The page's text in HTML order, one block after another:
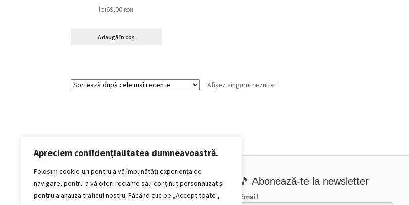
Apreciem confidențialitatea dumneavoastră.
Folosim cookie-uri pentru a vă îmbunătăți experiența de
navigare, pentru a vă oferi reclame sau conținut personalizat și
pentru a analiza traficul nostru. Făcând clic pe „Accept toate”,
lei69,00 RON
Adaugă în coș
Afișez singurul rezultat
Politică de confidențialitate
Termeni si conditii
Politica de cookies
Politica de livrare și retur
🎵 Abonează-te la newsletter
Email